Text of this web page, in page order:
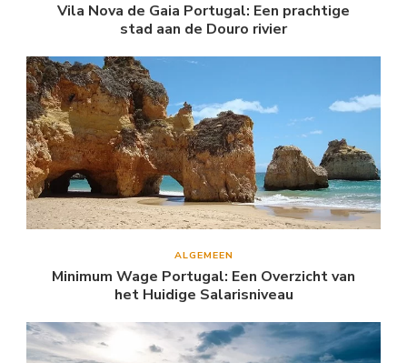
Vila Nova de Gaia Portugal: Een prachtige
stad aan de Douro rivier
ALGEMEEN
Minimum Wage Portugal: Een Overzicht van
het Huidige Salarisniveau